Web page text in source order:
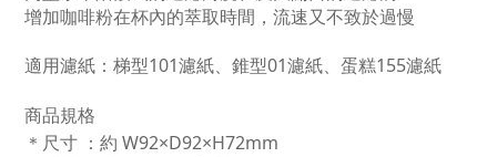
增加咖啡粉在杯內的萃取時間，流速又不致於過慢
適用濾紙：梯型101濾紙、錐型01濾紙、蛋糕155濾紙
商品規格
＊尺寸 ： 約 W92×D92×H72mm